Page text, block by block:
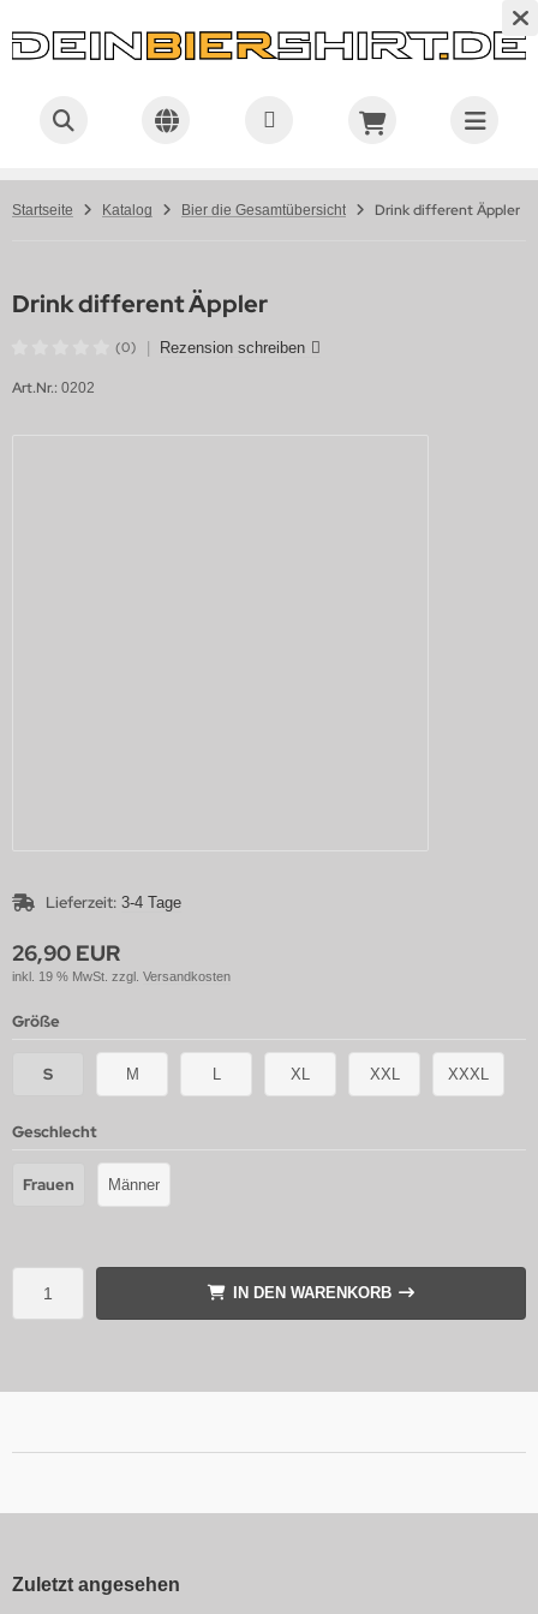
Startseite Katalog Bier die Gesamtübersicht Drink different Äppler
Drink different Äppler
(0) Rezension schreiben
Art.Nr.: 0202
Lieferzeit: 3-4 Tage
26,90 EUR
inkl. 19 % MwSt. zzgl. Versandkosten
Größe
S M XL XXL XXXL
Geschlecht
Frauen Männer
IN DEN WARENKORB
Zuletzt angesehen